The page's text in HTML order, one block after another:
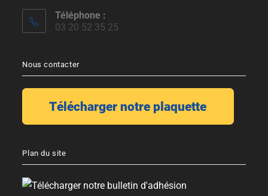
Téléphone :
03 20 52 35 25
Nous contacter
Plan du site